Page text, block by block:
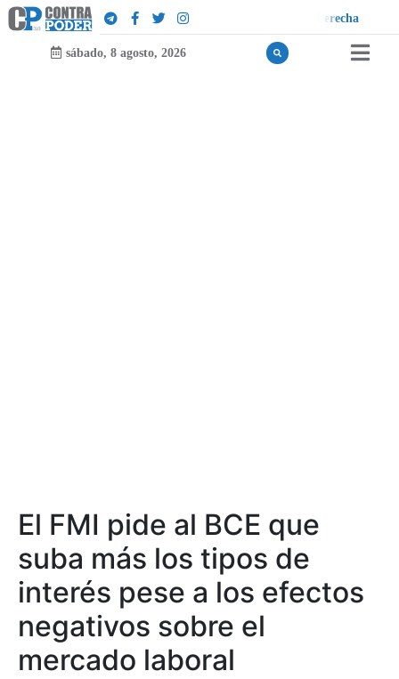
sábado, 8 agosto, 2026
El FMI pide al BCE que
suba más los tipos de
interés pese a los efectos
negativos sobre el
mercado laboral